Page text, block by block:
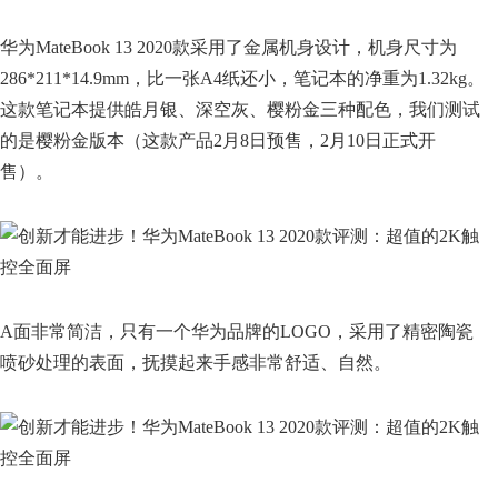
华为MateBook 13 2020款采用了金属机身设计，机身尺寸为
286*211*14.9mm，比一张A4纸还小，笔记本的净重为1.32kg。
这款笔记本提供皓月银、深空灰、樱粉金三种配色，我们测试
的是樱粉金版本（这款产品2月8日预售，2月10日正式开
售）。
A面非常简洁，只有一个华为品牌的LOGO，采用了精密陶瓷
喷砂处理的表面，抚摸起来手感非常舒适、自然。